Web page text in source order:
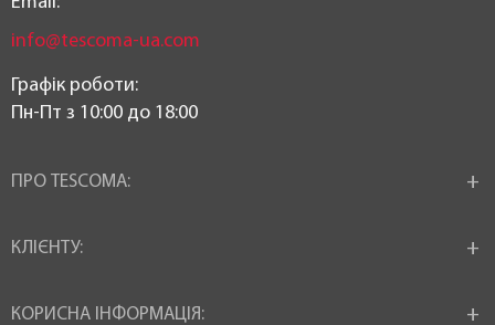
info@tescoma-ua.com
Графік роботи:
Пн-Пт з 10:00 до 18:00
ПРО TESCOMA:
КЛІЄНТУ:
КОРИСНА ІНФОРМАЦІЯ: